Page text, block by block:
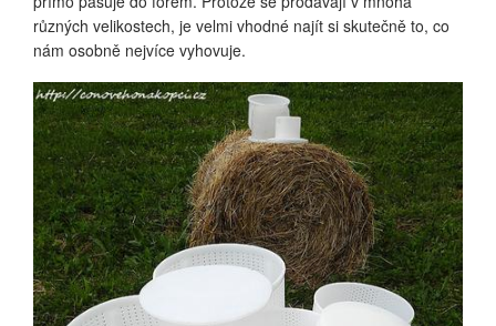
různých velikostech, je velmi vhodné najít si skutečně to, co
nám osobně nejvíce vyhovuje.